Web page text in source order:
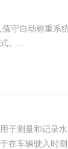
守自动称重
。...
于测量和记录
在车辆驶入时测